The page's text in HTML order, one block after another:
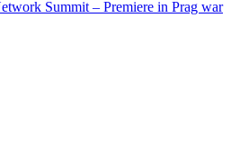
Summit – Premiere in Prag war